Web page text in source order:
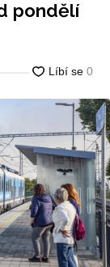
pondělí